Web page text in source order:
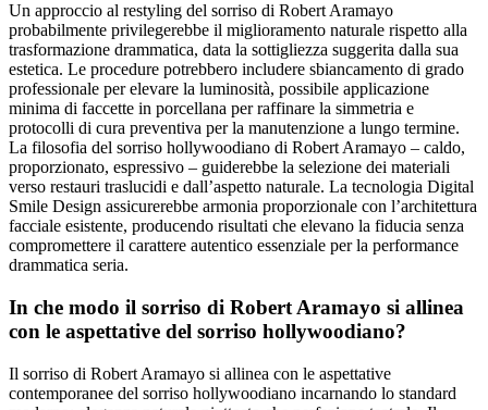
Un approccio al restyling del sorriso di Robert Aramayo
probabilmente privilegerebbe il miglioramento naturale rispetto alla
trasformazione drammatica, data la sottigliezza suggerita dalla sua
estetica. Le procedure potrebbero includere sbiancamento di grado
professionale per elevare la luminosità, possibile applicazione
minima di faccette in porcellana per raffinare la simmetria e
protocolli di cura preventiva per la manutenzione a lungo termine.
La filosofia del sorriso hollywoodiano di Robert Aramayo – caldo,
proporzionato, espressivo – guiderebbe la selezione dei materiali
verso restauri traslucidi e dall’aspetto naturale. La tecnologia Digital
Smile Design assicurerebbe armonia proporzionale con l’architettura
facciale esistente, producendo risultati che elevano la fiducia senza
compromettere il carattere autentico essenziale per la performance
drammatica seria.
In che modo il sorriso di Robert Aramayo si allinea
con le aspettative del sorriso hollywoodiano?
Il sorriso di Robert Aramayo si allinea con le aspettative
contemporanee del sorriso hollywoodiano incarnando lo standard